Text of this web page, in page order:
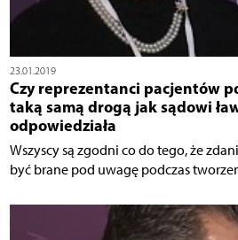
23.01.2019
Czy reprezentanci pacjentów
taką samą drogą jak sądowi
odpowiedziała
Wszyscy są zgodni co do tego, że
być brane pod uwagę podczas